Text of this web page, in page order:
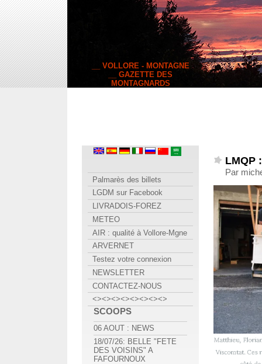
__ VOLLORE - MONTAGNE
__ GAZETTE DES
MONTAGNARDS
LMQP
Par
Palmarès des billets
LGDM sur Facebook
LIVRADOIS-FOREZ
METEO
AIR : qualité à Vollore-Mgne
ARVERNET
Testez votre connexion
NEWSLETTER
CONTACTEZ-NOUS
<><><><><><><><>
SCOOPS
06 AOUT : NEWS
18/07/26: BELLE "FETE
DES VOISINS" A
FAFOURNOUX